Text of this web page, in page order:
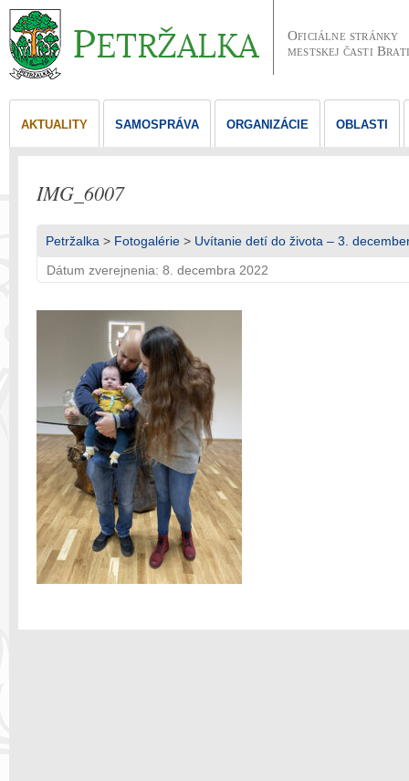
Oficiálne stránky
mestskej časti
AKTUALITY SAMOSPRÁVA ORGANIZÁCIE OBLASTI
IMG_6007
Petržalka > Fotogalérie > Uvítanie detí do života – 3.
Dátum zverejnenia: 8. decembra 2022